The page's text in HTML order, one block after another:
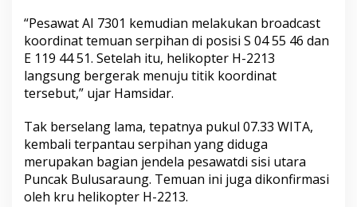
“Pesawat AI 7301 kemudian melakukan broadcast
koordinat temuan serpihan di posisi S 04 55 46 dan
E 119 44 51. Setelah itu, helikopter H-2213
langsung bergerak menuju titik koordinat
tersebut,” ujar Hamsidar.
Tak berselang lama, tepatnya pukul 07.33 WITA,
kembali terpantau serpihan yang diduga
merupakan bagian jendela pesawatdi sisi utara
Puncak Bulusaraung. Temuan ini juga dikonfirmasi
oleh kru helikopter H-2213.